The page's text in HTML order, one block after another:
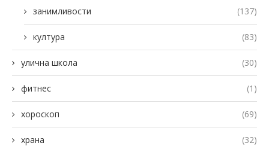
занимливости (137)
култура (83)
улична школа (30)
фитнес (1)
хороскоп (69)
храна (32)